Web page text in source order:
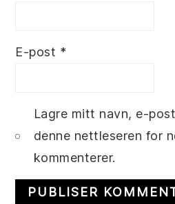
E-post *
Lagre mitt navn, e-
denne nettleseren for
kommenterer.